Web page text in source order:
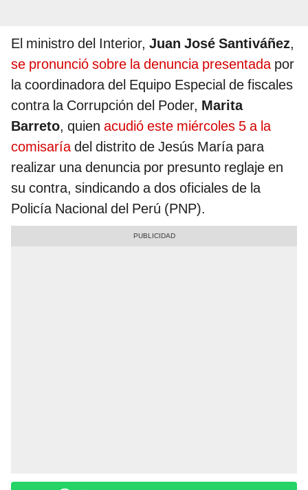
El ministro del Interior, Juan José Santiváñez,
se pronunció sobre la denuncia presentadapor
la coordinadora del Equipo Especial de fiscales
contra la Corrupción del Poder, Marita
Barreto, quien acudió este miércoles 5 a la
comisaríadel distrito de Jesús María para
realizar una denuncia por presunto reglaje en
su contra, sindicando a dos oficiales de la
Policía Nacional del Perú (PNP).